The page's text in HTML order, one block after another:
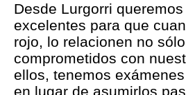
Desde Lurgorri
excelentes para que
rojo, lo relacionen no
comprometidos con
ellos, tenemos
en lugar de asumirlos